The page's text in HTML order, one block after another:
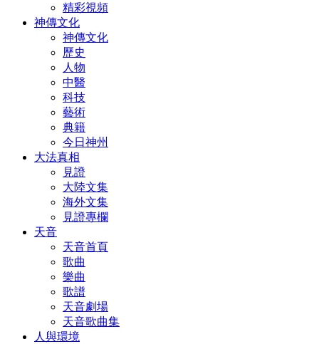
精彩視頻
神傳文化
神傳文化
歷史
人物
中醫
科技
藝術
典籍
今日神州
大法真相
見證
大陸文集
海外文集
見證專欄
天音
天音首頁
歌曲
樂曲
歌譜
天音劇場
天音歌曲集
人與環境